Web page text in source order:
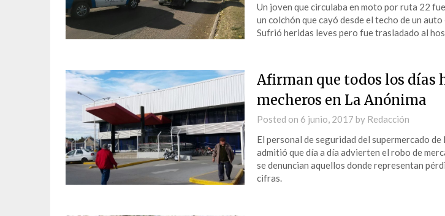
Un joven que circulaba en moto por ruta 22
un colchón que cayó desde el techo de un
Sufrió heridas leves pero fue trasladado al
Afirman que todos los días
mecheros en La Anónima
Posted on 6 junio, 2017 by Redacción
El personal de seguridad del supermercado de
admitió que día a día advierten el robo de
se denuncian aquellos donde representan
cifras.